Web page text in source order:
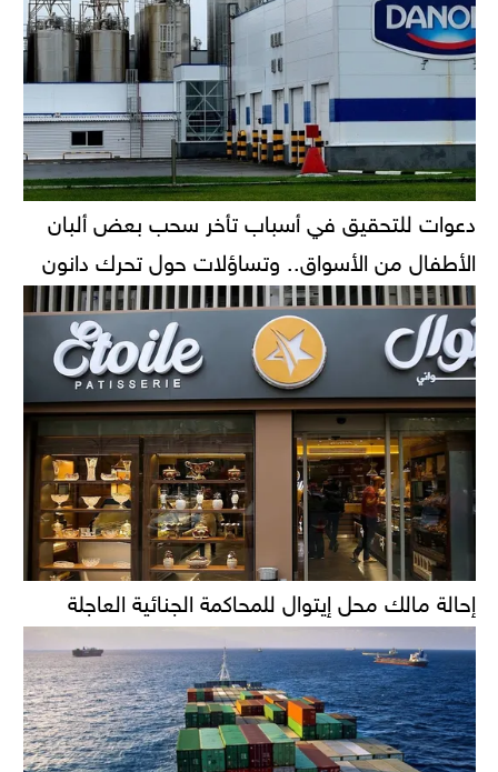
دعوات للتحقيق في أسباب تأخر سحب بعض ألبان
الأطفال من الأسواق.. وتساؤلات حول تحرك دانون
إحالة مالك محل إيتوال للمحاكمة الجنائية العاجلة